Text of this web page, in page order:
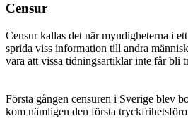
Censur
Censur kallas det när myndigheterna i
sprida viss information till andra
vara att vissa tidningsartiklar inte får bli
Första gången censuren i Sverige blev
kom nämligen den första